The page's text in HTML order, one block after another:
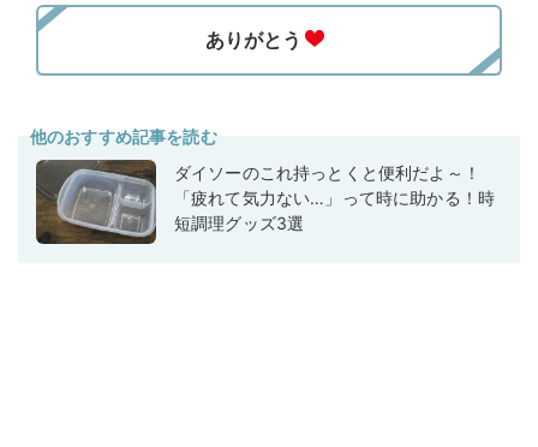
他のおすすめ記事を読む
ダイソーのこれ持っとくと便利だよ～！
「疲れて気力ない…」って時に助かる！時
短調理グッズ3選